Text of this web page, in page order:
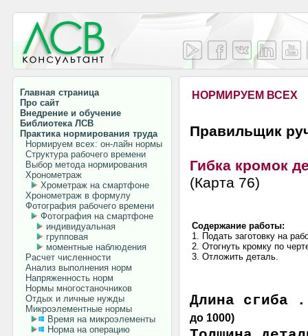
Главная страница
Про сайт
Внедрение и обучение
Библиотека ЛСВ
Практика нормирования труда
Нормируем всех: он-лайн нормы
Структура рабочего времени
Выбор метода нормирования
Хронометраж
Хрометраж на смартфоне
Хронометраж в формулу
Фотография рабочего времени
Фотография на смартфоне
индивидуальная
групповая
моментные наблюдения
Расчет численности
Анализ выполнения норм
Напряженность норм
Нормы многостаночников
Отдых и личные нужды
Микроэлементные нормы
Время на микроэлементы
Норма на операцию
НОРМИРУЕМ ВСЕХ
Правильщик
Гибка кромок
(Карта 76)
Содержание работы:
1. Подать заготовку на
2. Отогнуть кромку по
3. Отложить деталь.
Длина
до 1000)